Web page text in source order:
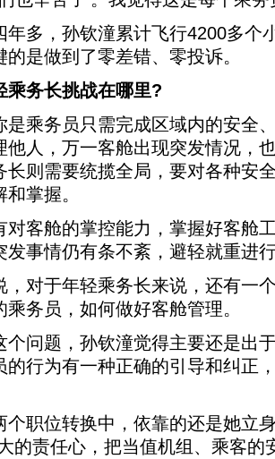
，孙钦潼累计飞行4200多个
的是做到了零差错、零投诉。
务长挑战在哪里?
务员只需完成区域内的安全
他人，万一客舱出现突发情况，
长则需要统揽全局，要对各种安
掌握。
舱的掌控能力，掌握好客舱
发事情仍有条不紊，避轻就重进
于年轻乘务长来说，还有一
乘务员，如何做好客舱管理。
题，孙钦潼觉得主要还是出
的行为有一种正确的引导和纠正
位转换中，依靠的还是她立身
责任心，把当值机组、乘客的